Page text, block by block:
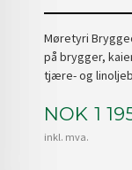
Møretyri
på brygger,
tjære- og
Pris
NOK 1
inkl. mva.